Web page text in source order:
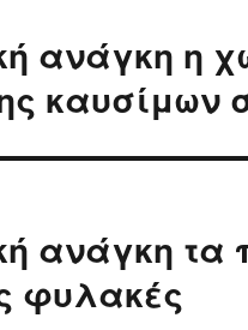
ανάγκη η
καυσίμων
ανάγκη
φυλακές